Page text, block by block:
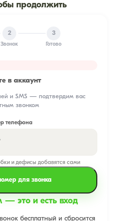
продолжить
2
Звонок
3
Готово
в аккаунт
и SMS — подтвердим вас
звонком
телефона
и дефисы добавятся сами
для звонка
— это и есть вход
бесплатный и сбросится